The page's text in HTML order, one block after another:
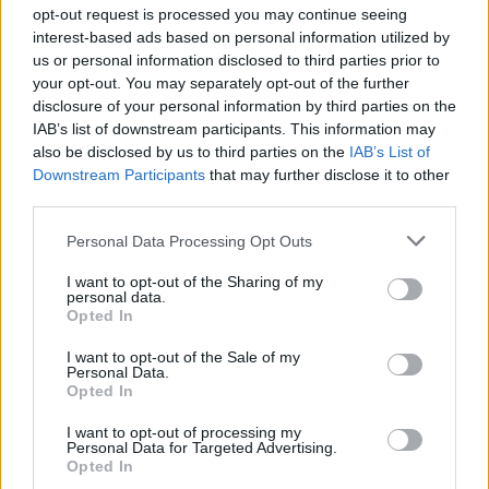
opt-out request is processed you may continue seeing
interest-based ads based on personal information utilized by
us or personal information disclosed to third parties prior to
your opt-out. You may separately opt-out of the further
disclosure of your personal information by third parties on the
IAB’s list of downstream participants. This information may
also be disclosed by us to third parties on the IAB’s List of
Downstream Participants that may further disclose it to other
Personal Data Processing Opt Outs
I want to opt-out of the Sharing of my
personal data.
Opted In
I want to opt-out of the Sale of my
Personal Data.
Opted In
I want to opt-out of processing my
Personal Data for Targeted Advertising.
Opted In
Futbol sala
desembre 3, 2025
DEIXA UNA RESPOSTA
Comentari: